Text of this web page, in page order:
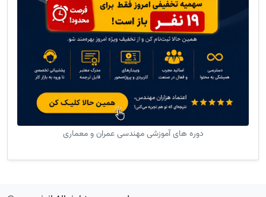
دوره های آموزشی مهندسی عمران و معماری